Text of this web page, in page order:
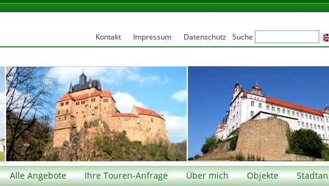
Alle Angebote Ihre Touren-Anfrage Über mich Objekte
Kontakt Impressum Datenschutz Suche